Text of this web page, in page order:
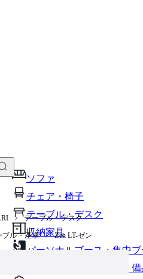
ソファ
チェア・椅子
テーブル・デスク
収納家具
パーソナルブース・集中
オフィスアクセサリー・
けて、カートに追加できます
テーブル・デスク
ブル・座卓 Zen LT-ゼン